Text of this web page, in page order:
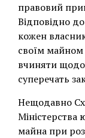
правовий
Відповідно
кожен
своїм майном
вчиняти щодо
суперечать
Нещодавно
Міністерства
майна при